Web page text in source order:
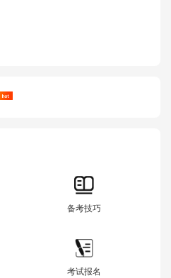
备考技巧
考试报名